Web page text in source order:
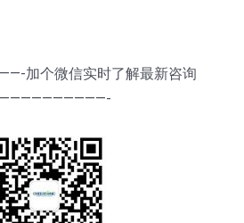
个微信实时了解最新咨询